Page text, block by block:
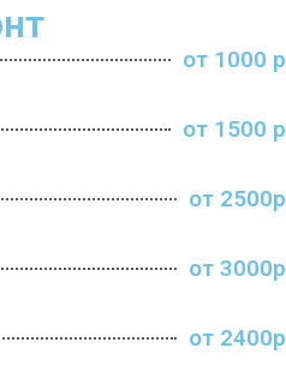
от 1000 р
от 1500 р
от 2500р
от 3000р
от 2400р